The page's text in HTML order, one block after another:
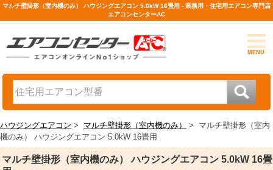
マルチ壁掛形（室内機のみ） ハウジングエアコン 5.0kW 16畳用 - 業務用・住宅用エアコン専門店
エアコンセンターAC
MENU
ハウジングエアコン > マルチ壁掛形（室内機のみ） >
マルチ壁掛形（室内
機のみ） ハウジングエアコン 5.0kW 16畳用
マルチ壁掛形（室内機のみ） ハウジングエアコン 5.0kW 16畳